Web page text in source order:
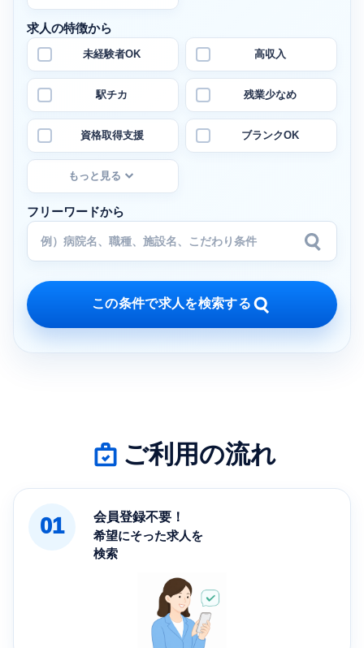
求人の特徴から
未経験者OK 高収入
駅チカ 残業少なめ
資格取得支援 ブランクOK
もっと見る
フリーワードから
この条件で求人を検索する
ご利用の流れ
01
会員登録不要！
希望にそった求人を
検索